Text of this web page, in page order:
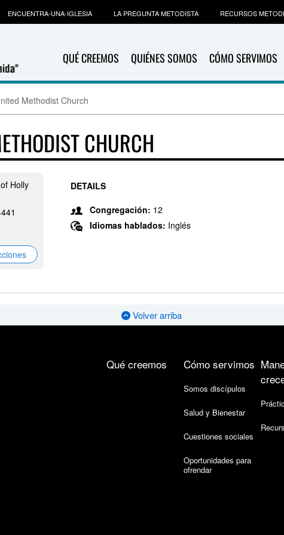
QUÉ CREEMOS QUIÉNES SOMOS CÓMO SERVIMOS
ENCUENTRA-UNA-IGLESIA LA PREGUNTA METODISTA RECURSOS
Methodist Church
CHURCH
Holly
DETAILS
Congregación: 12
Idiomas hablados: Inglés
Volver arriba
Qué creemos Cómo servimos
Somos discípulos
Salud y Bienestar
Cuestiones sociales
Oportunidades para
ofrendar